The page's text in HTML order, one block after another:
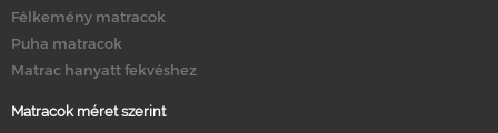
Félkemény matracok
Puha matracok
Matrac hanyatt fekvéshez
Matracok méret szerint